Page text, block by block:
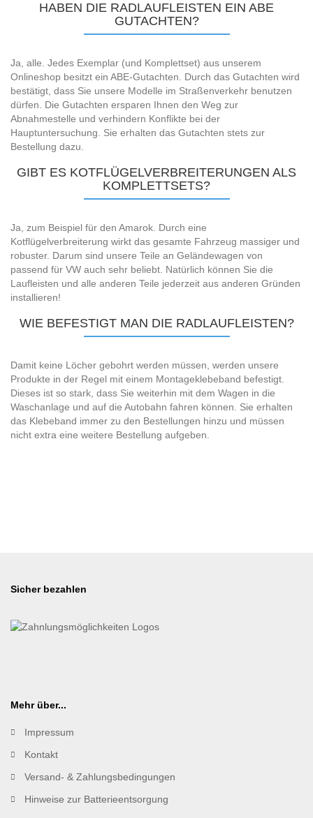
HABEN DIE RADLAUFLEISTEN EIN ABE
GUTACHTEN?
Ja, alle. Jedes Exemplar (und Komplettset) aus unserem
Onlineshop besitzt ein ABE-Gutachten. Durch das Gutachten wird
bestätigt, dass Sie unsere Modelle im Straßenverkehr benutzen
dürfen. Die Gutachten ersparen Ihnen den Weg zur
Abnahmestelle und verhindern Konflikte bei der
Hauptuntersuchung. Sie erhalten das Gutachten stets zur
Bestellung dazu.
GIBT ES KOTFLÜGELVERBREITERUNGEN ALS
KOMPLETTSETS?
Ja, zum Beispiel für den Amarok. Durch eine
Kotflügelverbreiterung wirkt das gesamte Fahrzeug massiger und
robuster. Darum sind unsere Teile an Geländewagen von
passend für VW auch sehr beliebt. Natürlich können Sie die
Laufleisten und alle anderen Teile jederzeit aus anderen Gründen
installieren!
WIE BEFESTIGT MAN DIE RADLAUFLEISTEN?
Damit keine Löcher gebohrt werden müssen, werden unsere
Produkte in der Regel mit einem Montageklebeband befestigt.
Dieses ist so stark, dass Sie weiterhin mit dem Wagen in die
Waschanlage und auf die Autobahn fahren können. Sie erhalten
das Klebeband immer zu den Bestellungen hinzu und müssen
nicht extra eine weitere Bestellung aufgeben.
Sicher bezahlen
Mehr über...
Impressum
Kontakt
Versand- & Zahlungsbedingungen
Hinweise zur Batterieentsorgung